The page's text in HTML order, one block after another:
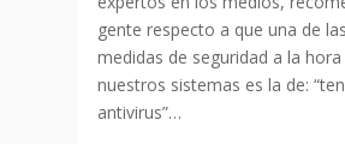
gente respecto a que una de
medidas de seguridad a la
nuestros sistemas es la de:
antivirus”…